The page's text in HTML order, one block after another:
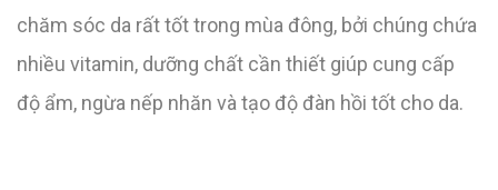
chăm sóc da rất tốt trong mùa đông, bởi chúng chứa
nhiều vitamin, dưỡng chất cần thiết giúp cung cấp
độ ẩm, ngừa nếp nhăn và tạo độ đàn hồi tốt cho da.